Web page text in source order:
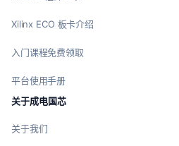
Xilinx ECO 板卡介绍
入门课程免费领取
平台使用手册
关于成电国芯
关于我们